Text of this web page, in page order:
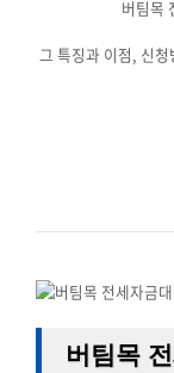
버팀목
그 특징과 이점, 신
버팀목